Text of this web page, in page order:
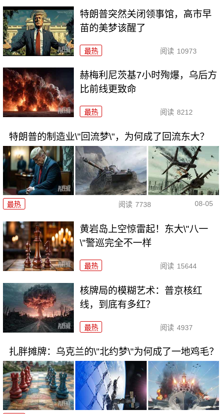
特朗普突然关闭领事馆，高市早
苗的美梦该醒了
最热 阅读 10973
赫梅利尼茨基7小时殉爆，乌后方
比前线更致命
最热 阅读 8212
特朗普的制造业\"回流梦\"，为何成了回流东大？
最热 阅读 7738 08-05
黄岩岛上空惊雷起！东大\"八一
\"警巡完全不一样
最热 阅读 15644
核牌局的模糊艺术：普京核红
线，到底有多红？
最热 阅读 4937
扎胖摊牌：乌克兰的\"北约梦\"为何成了一地鸡毛？